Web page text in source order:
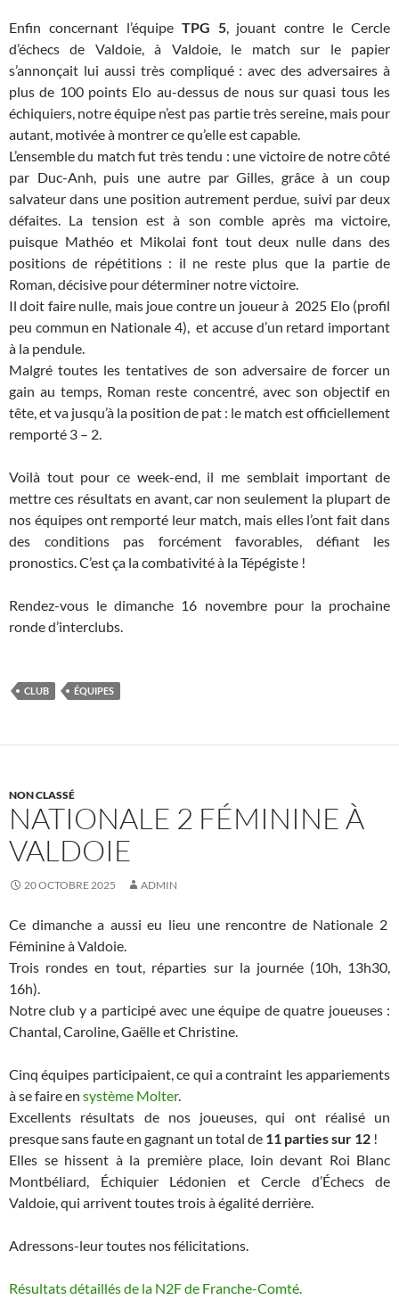
Enfin concernant l’équipe TPG 5, jouant contre le Cercle
d’échecs de Valdoie, à Valdoie, le match sur le papier
s’annonçait lui aussi très compliqué : avec des adversaires à
plus de 100 points Elo au-dessus de nous sur quasi tous les
échiquiers, notre équipe n’est pas partie très sereine, mais pour
autant, motivée à montrer ce qu’elle est capable.
L’ensemble du match fut très tendu : une victoire de notre côté
par Duc-Anh, puis une autre par Gilles, grâce à un coup
salvateur dans une position autrement perdue, suivi par deux
défaites. La tension est à son comble après ma victoire,
puisque Mathéo et Mikolai font tout deux nulle dans des
positions de répétitions : il ne reste plus que la partie de
Roman, décisive pour déterminer notre victoire.
Il doit faire nulle, mais joue contre un joueur à 2025 Elo (profil
peu commun en Nationale 4), et accuse d’un retard important
à la pendule.
Malgré toutes les tentatives de son adversaire de forcer un
gain au temps, Roman reste concentré, avec son objectif en
tête, et va jusqu’à la position de pat : le match est officiellement
remporté 3 – 2.
Voilà tout pour ce week-end, il me semblait important de
mettre ces résultats en avant, car non seulement la plupart de
nos équipes ont remporté leur match, mais elles l’ont fait dans
des conditions pas forcément favorables, défiant les
pronostics. C’est ça la combativité à la Tépégiste !
Rendez-vous le dimanche 16 novembre pour la prochaine
ronde d’interclubs.
CLUB ÉQUIPES
NON CLASSÉ
NATIONALE 2 FÉMININE À
VALDOIE
20 OCTOBRE 2025 ADMIN
Ce dimanche a aussi eu lieu une rencontre de Nationale 2
Féminine à Valdoie.
Trois rondes en tout, réparties sur la journée (10h, 13h30,
16h).
Notre club y a participé avec une équipe de quatre joueuses :
Chantal, Caroline, Gaëlle et Christine.
Cinq équipes participaient, ce qui a contraint les appariements
à se faire en système Molter.
Excellents résultats de nos joueuses, qui ont réalisé un
presque sans faute en gagnant un total de 11 parties sur 12 !
Elles se hissent à la première place, loin devant Roi Blanc
Montbéliard, Échiquier Lédonien et Cercle d’Échecs de
Valdoie, qui arrivent toutes trois à égalité derrière.
Adressons-leur toutes nos félicitations.
Résultats détaillés de la N2F de Franche-Comté.